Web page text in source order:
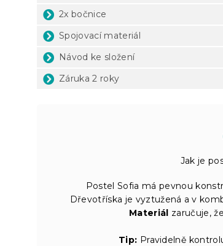
2x bočnice
Spojovací materiál
Návod ke složení
Záruka 2 roky
Jak je
Postel Sofia má pevnou
Dřevotříska je vyztužená a v
Materiál zaručuje,
Tip: Pravidelně